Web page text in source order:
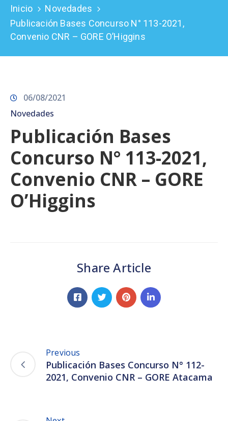
Prensa
Inicio
Novedades
Publicación Bases Concurso N° 113-2021,
Convenio CNR – GORE O’Higgins
06/08/2021
Novedades
Publicación Bases
Concurso N° 113-2021,
Convenio CNR – GORE
O’Higgins
Share Article
Previous
Publicación Bases Concurso N° 112-
2021, Convenio CNR – GORE Atacama